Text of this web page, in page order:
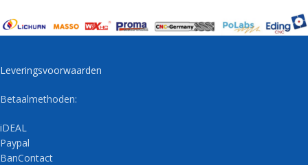
Leveringsvoorwaarden
Betaalmethoden:
iDEAL
Paypal
BanContact